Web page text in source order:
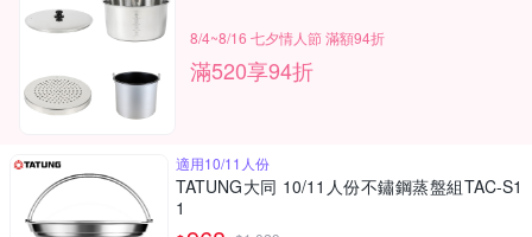
8/4~8/16 七夕情人節 滿額94折
滿520享94折
適用10/11人份
TATUNG大同 10/11人份不鏽鋼蒸盤組TAC-S1
1